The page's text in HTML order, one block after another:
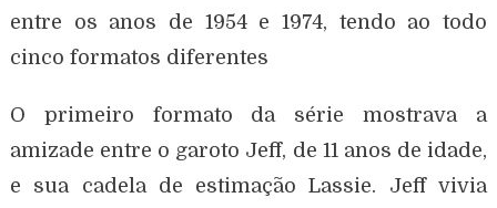
entre os anos de 1954 e 1974, tendo ao todo
cinco formatos diferentes
O primeiro formato da série mostrava a
amizade entre o garoto Jeff, de 11 anos de idade,
e sua cadela de estimação Lassie. Jeff vivia